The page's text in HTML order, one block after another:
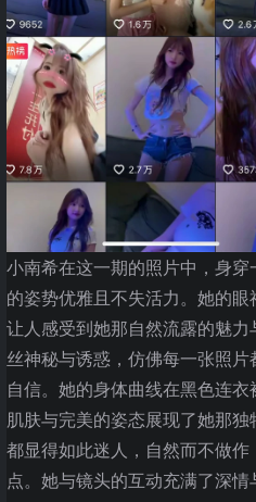
小南希在这一期的照片中，身
的姿势优雅且不失活力。她的
让人感受到她那自然流露的魅
丝神秘与诱惑，仿佛每一张照
自信。她的身体曲线在黑色连
肌肤与完美的姿态展现了她那
都显得如此迷人，自然而不做
点。她与镜头的互动充满了深